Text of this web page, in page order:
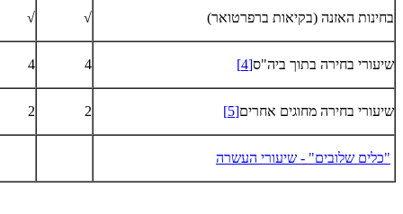
בחינות האזנה (בקיאות ברפרטואר) √
√
שיעורי בחירה בתוך ביה"ס[4]
4
4
שיעורי בחירה מחוגים אחרים[5]
2
2
"כלים שלובים" - שיעורי העשרה